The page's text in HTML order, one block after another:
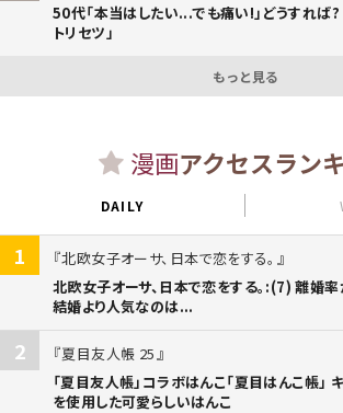
50代「本当はしたい...でも痛い!」どうすれば
トリセツ」
もっと見る
漫画アクセスラン
DAILY
1
北欧女子オーサ、日本で恋をする。
北欧女子オーサ、日本で恋をする。:(7) 離婚率
結婚より人気なのは...
2
夏目友人帳 25
「夏目友人帳」コラボはんこ「夏目はんこ帳」
を使用した可愛らしいはんこ